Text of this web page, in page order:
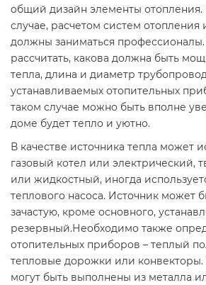
общий дизайн элементы
случае, расчетом систем
должны заниматься профессионалы.
рассчитать, какова должна быть
тепла, длина и диаметр
устанавливаемых отопительных
таком случае можно быть вполне
доме будет тепло и уютно.
В качестве источника тепла может
газовый котел или электрический,
или жидкостный, иногда
теплового насоса. Источник может
зачастую, кроме основного,
резервный.Необходимо также
отопительных приборов – теплый
тепловые дорожки или
могут быть выполнены из металла